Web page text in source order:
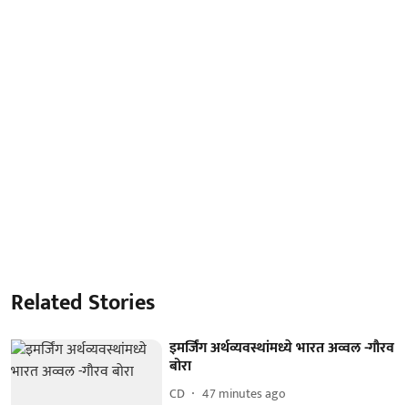
Related Stories
इमर्जिंग अर्थव्यवस्थांमध्ये भारत अव्वल -गौरव
बोरा
CD 47 minutes ago